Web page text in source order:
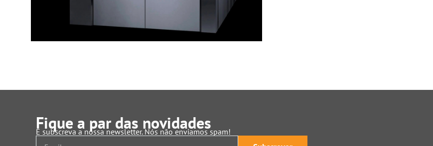
Fique a par das novidades
E subscreva a nossa newsletter. Nós não enviamos spam!